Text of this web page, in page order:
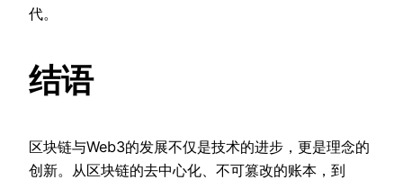
代。
结语
区块链与Web3的发展不仅是技术的进步，更是理念的
创新。从区块链的去中心化、不可篡改的账本，到